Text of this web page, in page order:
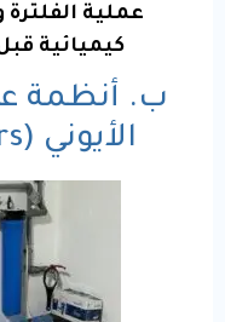
عملية
كيميائية
ب. أنظمة
الأيوني (Water Softeners)